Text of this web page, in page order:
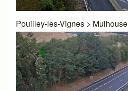
Pouilley-les-Vignes > Mulhouse